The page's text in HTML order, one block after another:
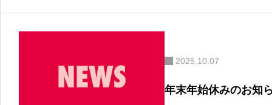
2025.10.07
年末年始休みのお知